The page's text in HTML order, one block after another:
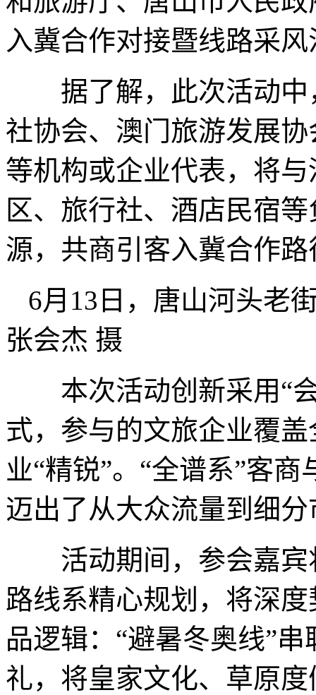
入冀合作对接暨线路采
据了解，此次活动中
社协会、澳门旅游发展
等机构或企业代表，将
区、旅行社、酒店民宿
源，共商引客入冀合作路
6月13日，唐山河头老
张会杰 摄
本次活动创新采用“会
式，参与的文旅企业覆
业“精锐”。“全谱系”客
迈出了从大众流量到细
活动期间，参会嘉宾
路线系精心规划，将深
品逻辑：“避暑冬奥线”
礼，将皇家文化、草原